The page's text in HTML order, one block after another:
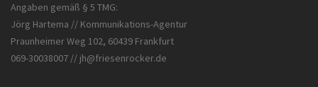
Angaben gemäß § 5 TMG:
Jörg Hartema // Kommunikations-Agentur
Praunheimer Weg 102, 60439 Frankfurt
069-30038007 // jh@friesenrocker.de